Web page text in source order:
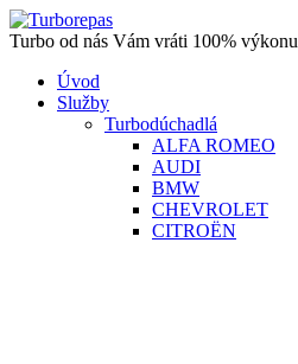
Turbo od nás Vám vráti 100% výkonu
Úvod
Služby
Turbodúchadlá
ALFA ROMEO
AUDI
BMW
CHEVROLET
CITROËN